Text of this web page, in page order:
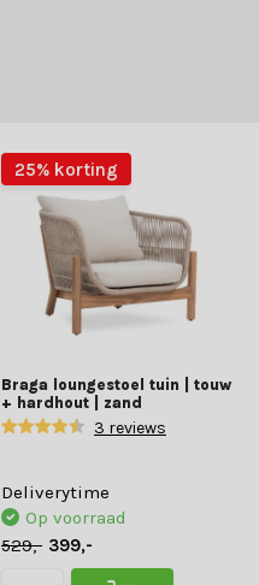
25% korting
Braga loungestoel tuin | touw
+ hardhout | zand
3 reviews
Deliverytime
Op voorraad
529,- 399,-